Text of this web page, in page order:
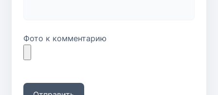
Фото к комментарию